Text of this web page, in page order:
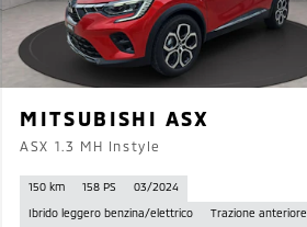
MITSUBISHI ASX
ASX 1.3 MH Instyle
150 km 158 PS
03/2024
Ibrido leggero benzina/elettrico
Trazione anteriore